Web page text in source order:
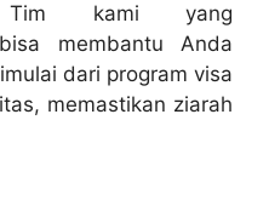
Tim kami yang
membantu Anda
dari program visa
memastikan ziarah